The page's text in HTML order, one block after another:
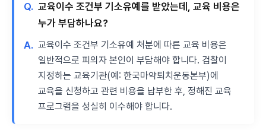
Q. 교육이수 조건부 기소유예를 받았는데, 교육 비용은
누가 부담하나요?
A. 교육이수 조건부 기소유예 처분에 따른 교육 비용은
일반적으로 피의자 본인이 부담해야 합니다. 검찰이
지정하는 교육기관(예: 한국마약퇴치운동본부)에
교육을 신청하고 관련 비용을 납부한 후, 정해진 교육
프로그램을 성실히 이수해야 합니다.